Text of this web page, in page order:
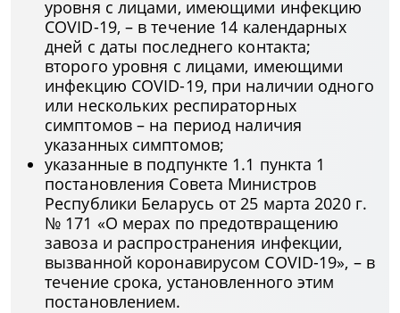
уровня с лицами, имеющими инфекцию
COVID-19, – в течение 14 календарных
дней с даты последнего контакта;
второго уровня с лицами, имеющими
инфекцию COVID-19, при наличии одного
или нескольких респираторных
симптомов – на период наличия
указанных симптомов;
указанные в подпункте 1.1 пункта 1
постановления Совета Министров
Республики Беларусь от 25 марта 2020 г.
№ 171 «О мерах по предотвращению
завоза и распространения инфекции,
вызванной коронавирусом COVID-19», – в
течение срока, установленного этим
постановлением.